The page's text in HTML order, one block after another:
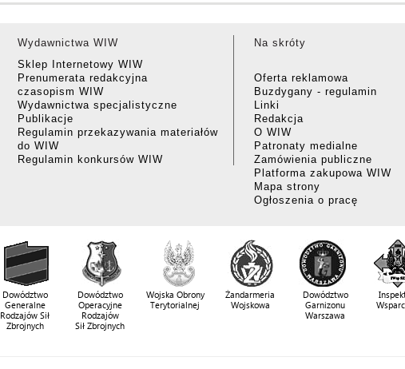
Wydawnictwa WIW
Sklep Internetowy WIW
Prenumerata redakcyjna
czasopism WIW
Wydawnictwa specjalistyczne
Publikacje
Regulamin przekazywania materiałów
do WIW
Regulamin konkursów WIW
Na skróty
Oferta reklamowa
Buzdygany - regulamin
Linki
Redakcja
O WIW
Patronaty medialne
Zamówienia publiczne
Platforma zakupowa WIW
Mapa strony
Ogłoszenia o pracę
Dowództwo
Generalne
Rodzajów Sił
Zbrojnych
Dowództwo
Operacyjne
Rodzajów
Sił Zbrojnych
Wojska Obrony
Terytorialnej
Żandarmeria
Wojskowa
Dowództwo
Garnizonu
Warszawa